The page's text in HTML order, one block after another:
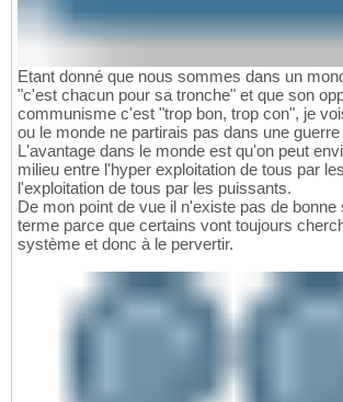
Etant donné que nous sommes dans un
"c'est chacun pour sa tronche" et que son
communisme c'est "trop bon, trop con", je
ou le monde ne partirais pas dans une
L'avantage dans le monde est qu'on peut
milieu entre l'hyper exploitation de tous par
l'exploitation de tous par les puissants.
De mon point de vue il n'existe pas de bonne
terme parce que certains vont toujours
système et donc à le pervertir.